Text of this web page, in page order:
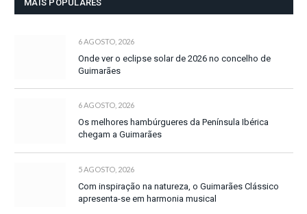
MAIS POPULARES
6 AGOSTO, 2026
Onde ver o eclipse solar de 2026 no concelho de
Guimarães
6 AGOSTO, 2026
Os melhores hambúrgueres da Península Ibérica
chegam a Guimarães
5 AGOSTO, 2026
Com inspiração na natureza, o Guimarães Clássico
apresenta-se em harmonia musical